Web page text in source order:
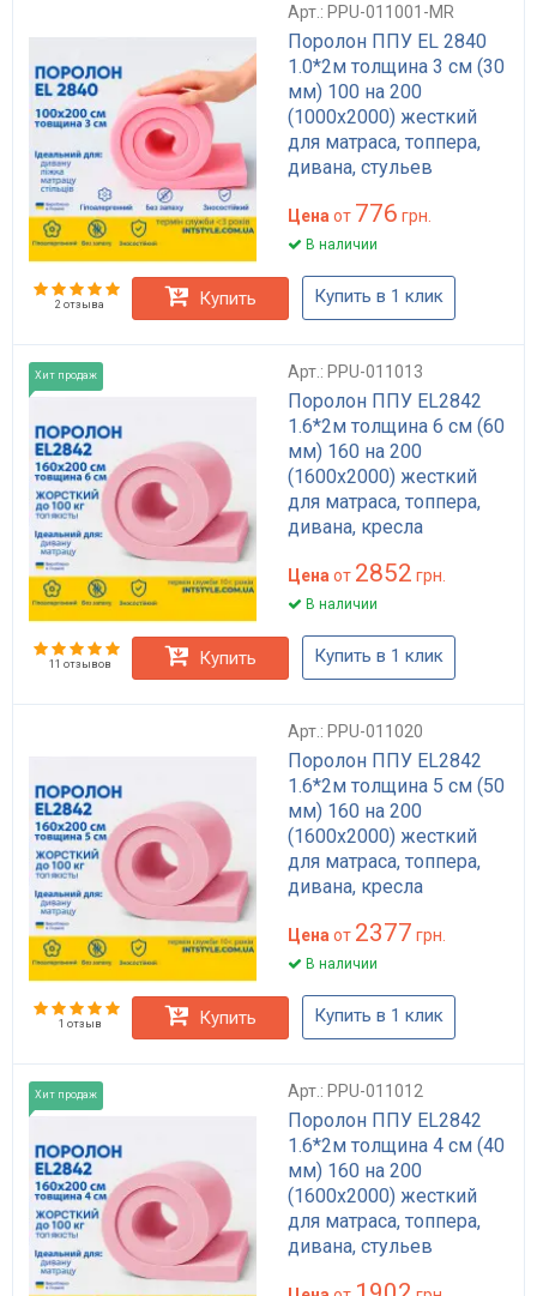
Арт.: PPU-011001-MR
Поролон ППУ EL 2840
1.0*2м толщина 3 см (30
мм) 100 на 200
(1000х2000) жесткий
для матраса, топпера,
дивана, стульев
Цена от 776 грн.
В наличии
2 отзыва Купить Купить в 1 клик
Хит продаж Арт.: PPU-011013
Поролон ППУ EL2842
1.6*2м толщина 6 см (60
мм) 160 на 200
(1600х2000) жесткий
для матраса, топпера,
дивана, кресла
Цена от 2852 грн.
В наличии
11 отзывов Купить Купить в 1 клик
Арт.: PPU-011020
Поролон ППУ EL2842
1.6*2м толщина 5 см (50
мм) 160 на 200
(1600х2000) жесткий
для матраса, топпера,
дивана, кресла
Цена от 2377 грн.
В наличии
1 отзыв Купить Купить в 1 клик
Хит продаж Арт.: PPU-011012
Поролон ППУ EL2842
1.6*2м толщина 4 см (40
мм) 160 на 200
(1600х2000) жесткий
для матраса, топпера,
дивана, стульев